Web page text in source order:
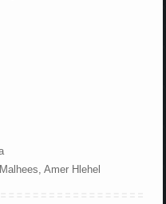
Amer Hlehel